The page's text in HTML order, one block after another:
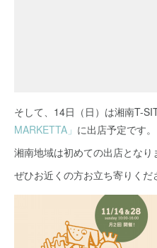
そして、14日（日）は湘南T-
MARKETTA」 に出店予定です。
湘南地域は初めての出店となり
ぜひお近くの方お立ち寄りくだ